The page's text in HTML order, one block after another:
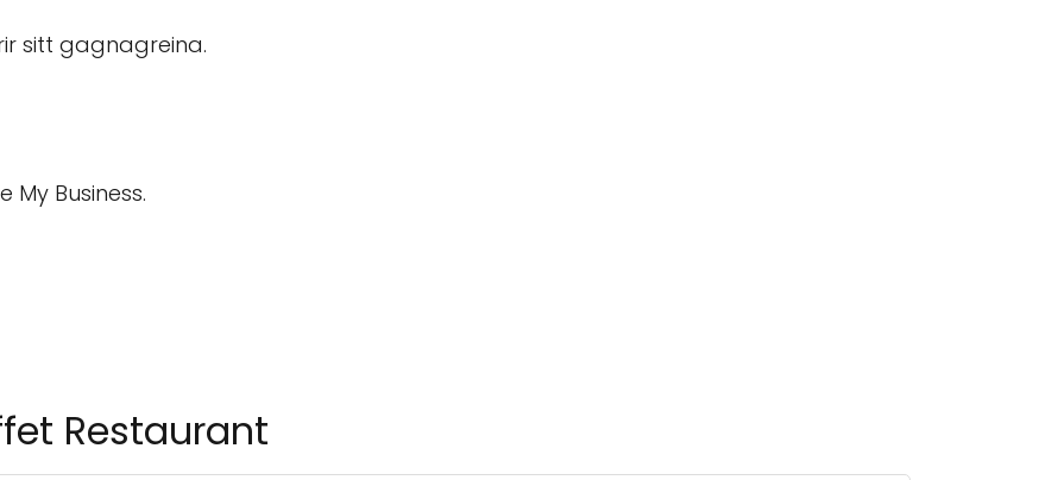
sitt gagnagreina.
Business.
Restaurant